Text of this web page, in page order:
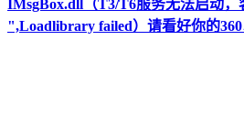
IMsgBox.dll（T3/T6服务无法启动
",Loadlibrary failed）请看好你的